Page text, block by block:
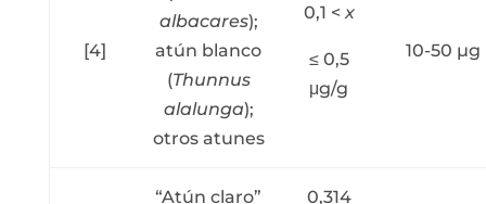
[4]
albacares);
atún blanco
(Thunnus
alalunga);
otros atunes
0,1 <x
≤ 0,5
μg/g
10-50 µg
“Atún claro”
0,314